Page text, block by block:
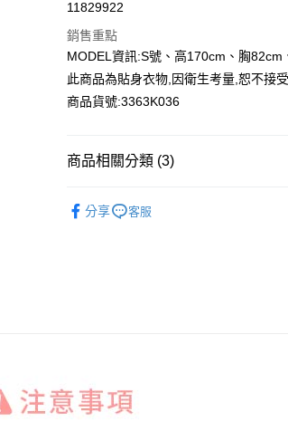
LINE Pay
Apple Pay
全家付款取貨
每筆NT$80，滿NT$2,000(含以上)免運
11829922
銷售重點
MODEL資訊:S號、高170cm、胸82cm
此商品為貼身衣物,因衛生考量,恕不接
商品貨號:3363K036
商品相關分類 (3)
分享 客服